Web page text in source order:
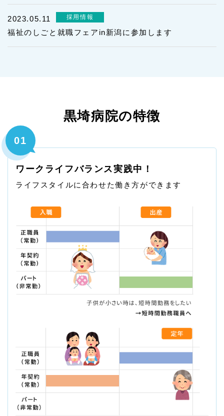
ご利用について Q&A
採用情報
各種制度
2023.05.11 採用情報
福祉のしごと就職フェアin新潟に参加します
黒埼病院の特徴
01
ワークライフバランス実践中！
ライフスタイルに合わせた働き方ができます